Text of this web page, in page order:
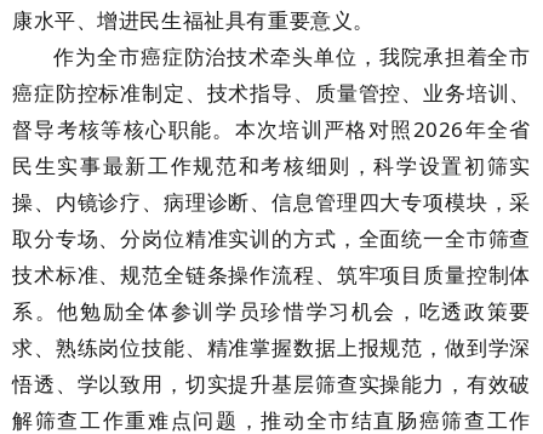
康水平、增进民生福祉具有重要意义。
作为全市癌症防治技术牵头单位，我院承担着全市
癌症防控标准制定、技术指导、质量管控、业务培训、
督导考核等核心职能。本次培训严格对照2026年全省
民生实事最新工作规范和考核细则，科学设置初筛实
操、内镜诊疗、病理诊断、信息管理四大专项模块，采
取分专场、分岗位精准实训的方式，全面统一全市筛查
技术标准、规范全链条操作流程、筑牢项目质量控制体
系。他勉励全体参训学员珍惜学习机会，吃透政策要
求、熟练岗位技能、精准掌握数据上报规范，做到学深
悟透、学以致用，切实提升基层筛查实操能力，有效破
解筛查工作重难点问题，推动全市结直肠癌筛查工作